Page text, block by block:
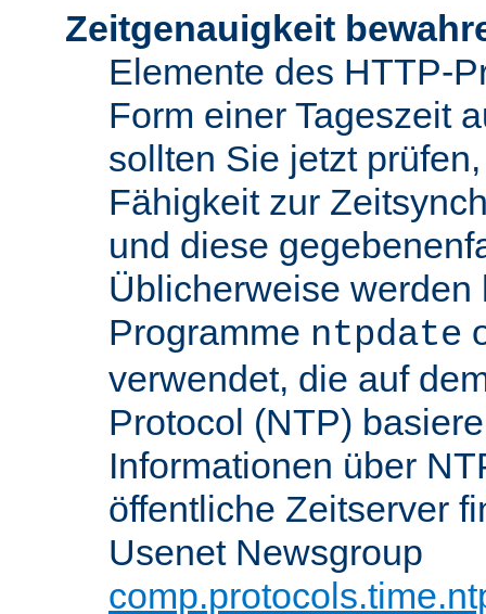
Zeitgenauigkeit
Elemente des HTTP-
Form einer Tageszeit
sollten Sie jetzt
Fähigkeit zur
und diese
Üblicherweise werden
Programme ntpdate
verwendet, die auf
Protocol (NTP)
Informationen über
öffentliche Zeitserver
Usenet Newsgroup